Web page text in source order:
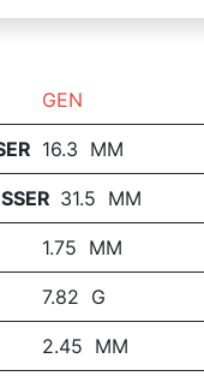
GEN
16.3 MM
31.5 MM
1.75 MM
7.82 G
2.45 MM